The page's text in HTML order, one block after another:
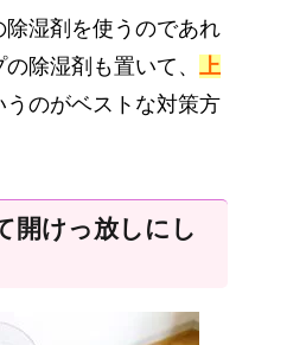
湿剤を使うのであれ
除湿剤も置いて、 上
うのがベストな対策方
開けっ放しにし